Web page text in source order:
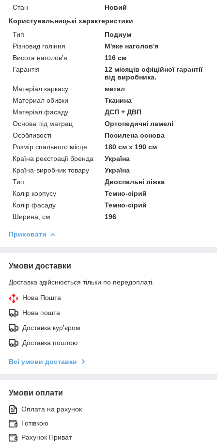
Стан
Новий
Користувальницькі характеристики
Тип
Подиум
Різновид гоління
М'яке наголов'я
Висота наголов'я
116 см
Гарантія
12 місяців офіційної гарантії
від виробника.
Матеріал каркасу
метал
Материал обивки
Тканина
Матеріал фасаду
ДСП + ДВП
Основа під матрац
Ортопедичні ламелі
Особливості
Посилена основа
Розмір спального місця
180 см х 190 см
Країна реєстрації бренда
Україна
Країна-виробник товару
Україна
Тип
Двоспальні ліжка
Колір корпусу
Темно-сірий
Колір фасаду
Темно-сірий
Ширина, см
196
Приховати
Умови доставки
Доставка здійснюється тільки по передоплаті.
Нова Пошта
Нова пошта
Доставка кур'єром
Доставка поштою
Всі умови доставки
Умови оплати
Оплата на рахунок
Готівкою
Рахунок Приват